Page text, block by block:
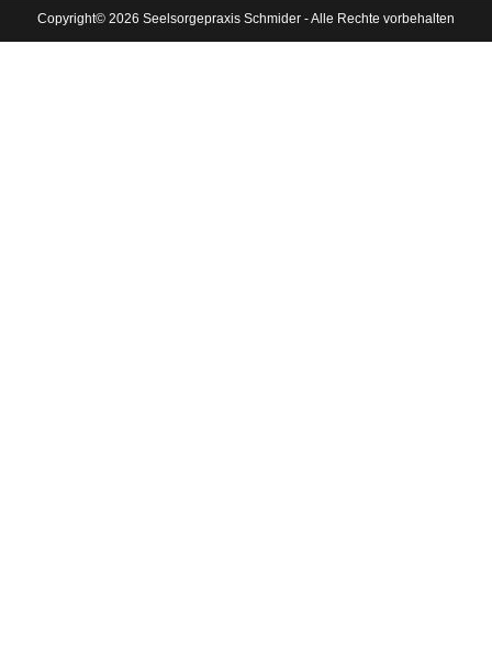
Copyright© 2026 Seelsorgepraxis Schmider - Alle Rechte vorbehalten